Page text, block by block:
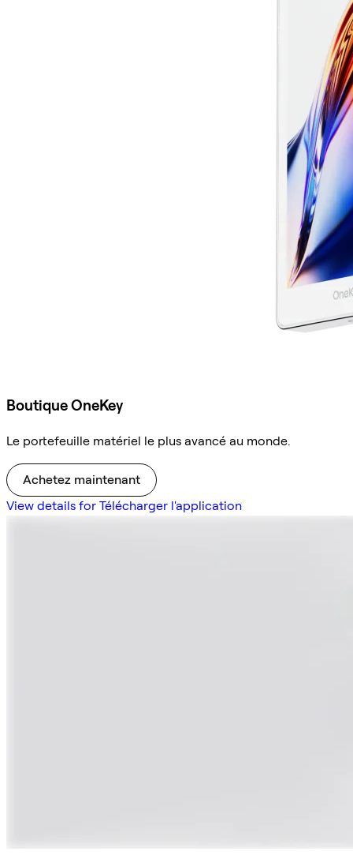
Boutique OneKey
Le portefeuille matériel le plus avancé au monde.
Achetez maintenant
View details for Télécharger l'application